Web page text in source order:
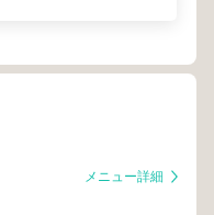
メニュー詳細